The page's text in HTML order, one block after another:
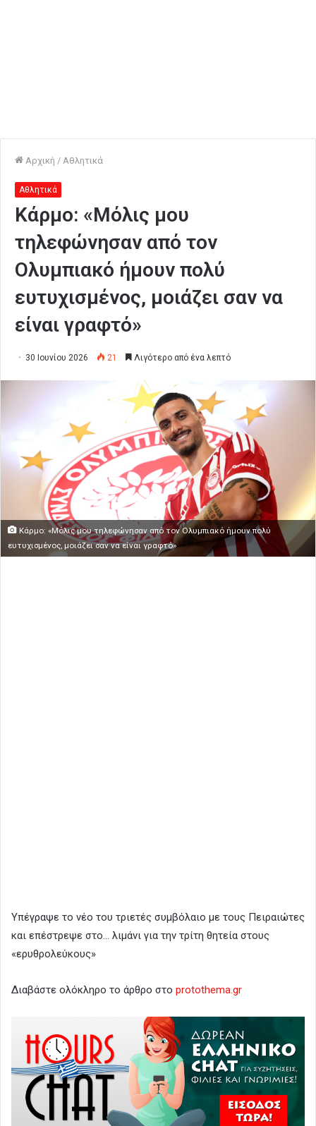
Αρχική / Αθλητικά
Αθλητικά
Κάρμο: «Μόλις μου
τηλεφώνησαν από τον
Ολυμπιακό ήμουν πολύ
ευτυχισμένος, μοιάζει σαν να
είναι γραφτό»
30 Ιουνίου 2026 21 Λιγότερο από ένα λεπτό
Κάρμο: «Μόλις μου τηλεφώνησαν από τον Ολυμπιακό ήμουν πολύ
ευτυχισμένος, μοιάζει σαν να είναι γραφτό»
Yπέγραψε το νέο του τριετές συμβόλαιο με τους Πειραιώτες
και επέστρεψε στο… λιμάνι για την τρίτη θητεία στους
«ερυθρολεύκους»
Διαβάστε ολόκληρο το άρθρο στο protothema.gr